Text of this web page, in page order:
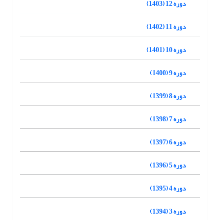
دوره 12 (1403)
دوره 11 (1402)
دوره 10 (1401)
دوره 9 (1400)
دوره 8 (1399)
دوره 7 (1398)
دوره 6 (1397)
دوره 5 (1396)
دوره 4 (1395)
دوره 3 (1394)